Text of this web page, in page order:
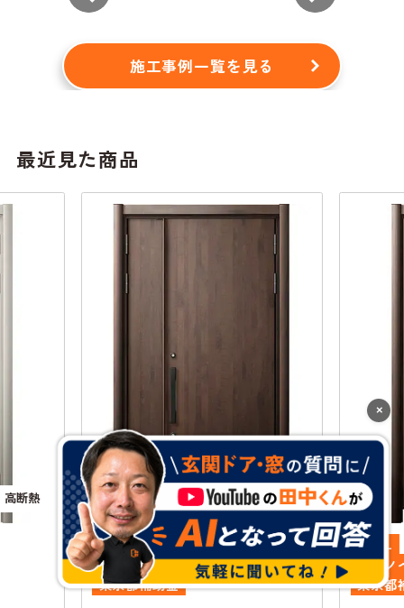
施工事例一覧を見る
最近見た商品
高断熱 高断熱
LIXIL
窓リノベ補助金
東京都補助金
LIXIL
窓リノ
東京都
×